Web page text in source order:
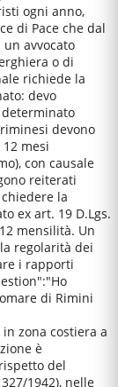
ogni anno,
di Pace che dal
avvocato
o di
richiede la
devo
devono
mesi
con causale
reiterati
la
ex art. 19 D.Lgs.
mensilità. Un
regolarità dei
i rapporti
di Rimini
zona costiera a
è
del
1942), nelle